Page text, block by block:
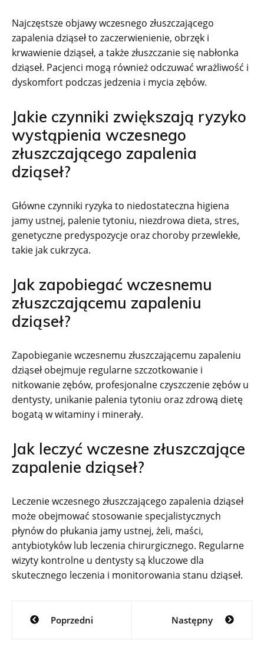
Najczęstsze objawy wczesnego złuszczającego
zapalenia dziąseł to zaczerwienienie, obrzęk i
krwawienie dziąseł, a także złuszczanie się nabłonka
dziąseł. Pacjenci mogą również odczuwać wrażliwość i
dyskomfort podczas jedzenia i mycia zębów.
Jakie czynniki zwiększają ryzyko
wystąpienia wczesnego
złuszczającego zapalenia
dziąseł?
Główne czynniki ryzyka to niedostateczna higiena
jamy ustnej, palenie tytoniu, niezdrowa dieta, stres,
genetyczne predyspozycje oraz choroby przewlekłe,
takie jak cukrzyca.
Jak zapobiegać wczesnemu
złuszczającemu zapaleniu
dziąseł?
Zapobieganie wczesnemu złuszczającemu zapaleniu
dziąseł obejmuje regularne szczotkowanie i
nitkowanie zębów, profesjonalne czyszczenie zębów u
dentysty, unikanie palenia tytoniu oraz zdrową dietę
bogatą w witaminy i minerały.
Jak leczyć wczesne złuszczające
zapalenie dziąseł?
Leczenie wczesnego złuszczającego zapalenia dziąseł
może obejmować stosowanie specjalistycznych
płynów do płukania jamy ustnej, żeli, maści,
antybiotyków lub leczenia chirurgicznego. Regularne
wizyty kontrolne u dentysty są kluczowe dla
skutecznego leczenia i monitorowania stanu dziąseł.
Nawigacja
wpisuPoprzedni Następny